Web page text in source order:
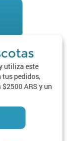
utiliza este
tus pedidos,
ARS y un